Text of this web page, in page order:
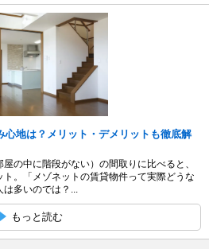
心地は？メリット・デメリットも徹底解
の中に階段がない）の間取りに比べると、
。「メゾネットの賃貸物件って実際どうな
多いのでは？...
もっと読む